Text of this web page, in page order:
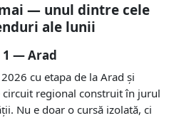
— unul dintre cele
ale lunii
1 — Arad
cu etapa de la Arad și
regional construit în jurul
Nu e doar o cursă izolată, ci